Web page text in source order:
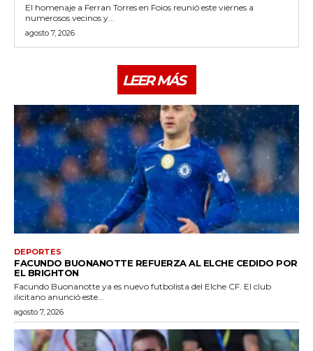
El homenaje a Ferran Torres en Foios reunió este viernes a
numerosos vecinos y...
agosto 7, 2026
LEER MÁS
DEPORTES
FACUNDO BUONANOTTE REFUERZA AL ELCHE CEDIDO POR
EL BRIGHTON
Facundo Buonanotte ya es nuevo futbolista del Elche CF. El club
ilicitano anunció este...
agosto 7, 2026